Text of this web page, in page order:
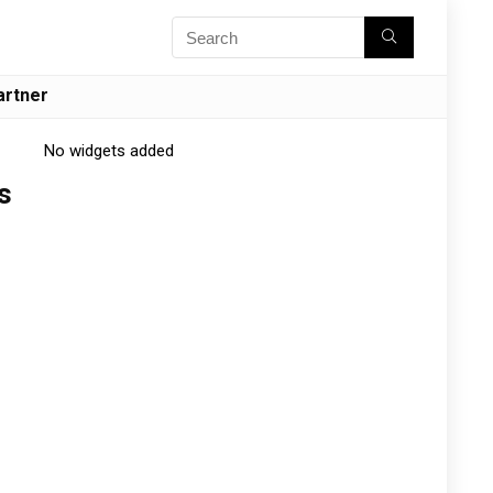
No widgets added